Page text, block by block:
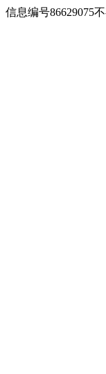
信息编号86629075